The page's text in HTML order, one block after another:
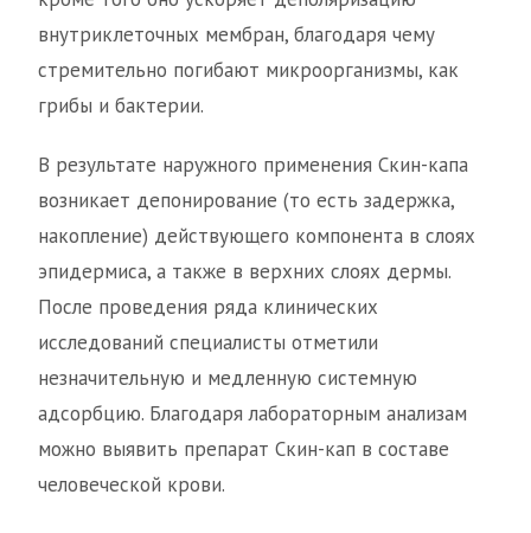
внутриклеточных мембран, благодаря чему
стремительно погибают микроорганизмы, как
грибы и бактерии.
В результате наружного применения Скин-капа
возникает депонирование (то есть задержка,
накопление) действующего компонента в слоях
эпидермиса, а также в верхних слоях дермы.
После проведения ряда клинических
исследований специалисты отметили
незначительную и медленную системную
адсорбцию. Благодаря лабораторным анализам
можно выявить препарат Скин-кап в составе
человеческой крови.